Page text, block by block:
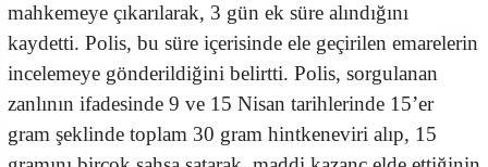
mahkemeye çıkarılarak, 3 gün ek süre alındığını
kaydetti. Polis, bu süre içerisinde ele geçirilen emarelerin
incelemeye gönderildiğini belirtti. Polis, sorgulanan
zanlının ifadesinde 9 ve 15 Nisan tarihlerinde 15’er
gram şeklinde toplam 30 gram hintkeneviri alıp, 15